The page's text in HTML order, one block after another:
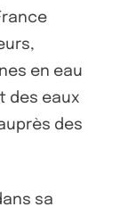
en eau
des eaux
des
sa